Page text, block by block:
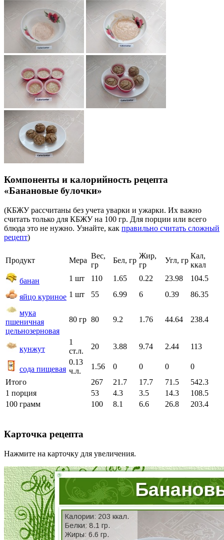
Компоненты и калорийность рецепта
«Банановые булочки»
(КБЖУ рассчитаны без учета уварки и ужарки. Их важно
считать только для КБЖУ на 100 гр. Для порции или всего
блюда это не нужно. Узнайте, как правильно считать сложный
рецепт)
Продукт Мера
Вес,
гр
Бел, гр
Жир,
гр
Угл, гр
Кал,
ккал
банан
1 шт 110 1.65 0.22 23.98 104.5
яйцо куриное 1 шт 55 6.99 6 0.39 86.35
мука
пшеничная
цельнозерновая
80 гр 80 9.2 1.76 44.64 238.4
кунжут
1
ст.л.
20 3.88 9.74 2.44 113
сода пищевая
0.13
ч.л.
1.56 0 0 0
0
Итого
267 21.7 17.7 71.5
542.3
1 порция
53 4.3 3.5 14.3
108.5
100 грамм
100 8.1 6.6 26.8 203.4
Карточка рецепта
Нажмите на карточку для увеличения.